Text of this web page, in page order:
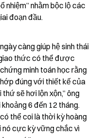
nhiệm” nhằm bộc lộ các
đoạn đầu.
càng giúp hệ sinh thái
thức có thể được
minh toán học rằng
đúng với thiết kế của
sẽ hơi lộn xộn,” ông
6 đến 12 tháng.
thể coi là thời kỳ hoàng
nó cực kỳ vững chắc vì